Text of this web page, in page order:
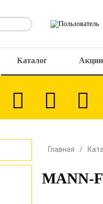
Каталог Акции
Главная
MANN-